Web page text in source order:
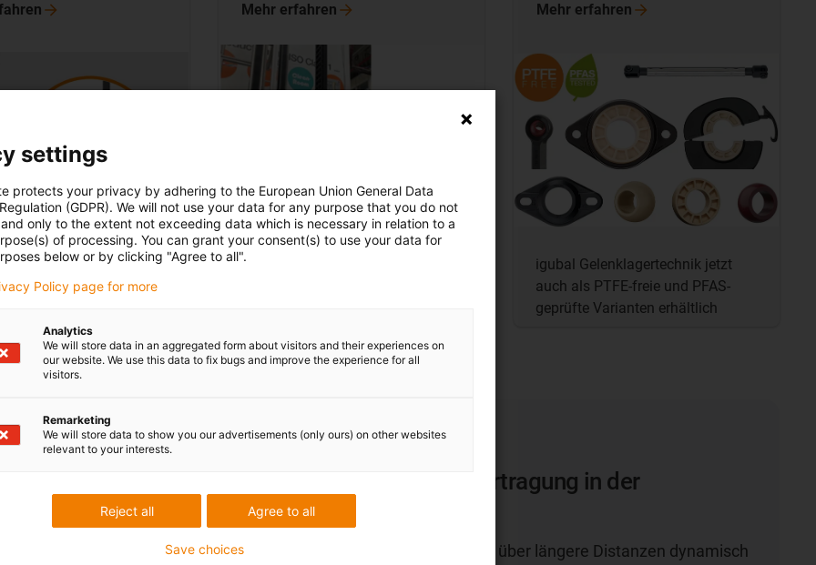
Leitungsführung für
jetzt für
Zustandsüberwachung für
Mehr erfahren
igubal Gelenklagertechnik jetzt
auch als PTFE-freie und PFAS-
geprüfte Varianten erhältlich
Mehr erfahren
Whitepaper
Sichere Energieübertragung in der
Intralogistik
Wie können Maschinenteile über längere Distanzen dynamisch
settings
protects your privacy by adhering to the European Union General Data
(GDPR). We will not use your data for any purpose that you do not
only to the extent not exceeding data which is necessary in relation to a
of processing. You can grant your consent(s) to use your data for
below or by clicking "Agree to all".
Policy page for more
Analytics
We will store data in an aggregated form about visitors and their experiences on
our website. We use this data to fix bugs and improve the experience for all
visitors.
Remarketing
We will store data to show you our advertisements (only ours) on other websites
relevant to your interests.
Agree to all
Reject all
Save choices